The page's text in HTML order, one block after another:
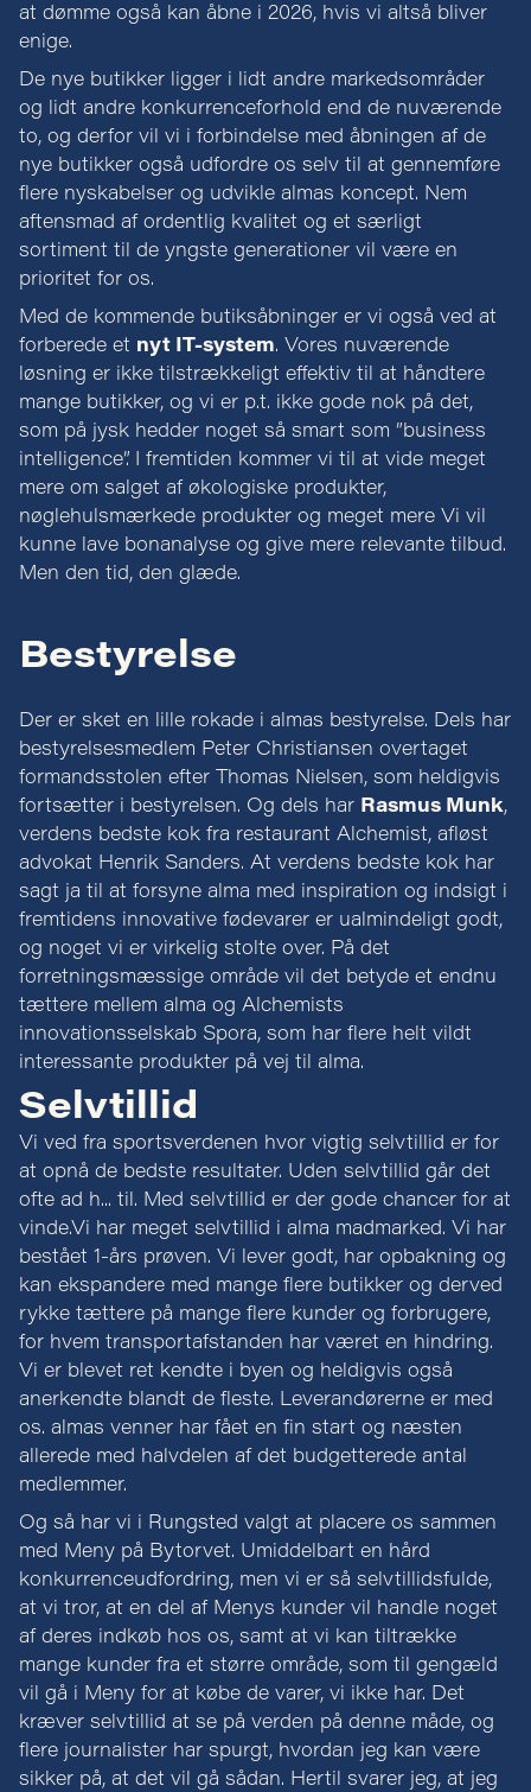
at dømme også kan åbne i 2026, hvis vi altså bliver
enige.
De nye butikker ligger i lidt andre markedsområder
og lidt andre konkurrenceforhold end de nuværende
to, og derfor vil vi i forbindelse med åbningen af de
nye butikker også udfordre os selv til at gennemføre
flere nyskabelser og udvikle almas koncept. Nem
aftensmad af ordentlig kvalitet og et særligt
sortiment til de yngste generationer vil være en
prioritet for os.
Med de kommende butiksåbninger er vi også ved at
forberede et nyt IT-system. Vores nuværende
løsning er ikke tilstrækkeligt effektiv til at håndtere
mange butikker, og vi er p.t. ikke gode nok på det,
som på jysk hedder noget så smart som ”business
intelligence”. I fremtiden kommer vi til at vide meget
mere om salget af økologiske produkter,
nøglehulsmærkede produkter og meget mere Vi vil
kunne lave bonanalyse og give mere relevante tilbud.
Men den tid, den glæde.
Bestyrelse
Der er sket en lille rokade i almas bestyrelse. Dels har
bestyrelsesmedlem Peter Christiansen overtaget
formandsstolen efter Thomas Nielsen, som heldigvis
fortsætter i bestyrelsen. Og dels har Rasmus Munk,
verdens bedste kok fra restaurant Alchemist, afløst
advokat Henrik Sanders. At verdens bedste kok har
sagt ja til at forsyne alma med inspiration og indsigt i
fremtidens innovative fødevarer er ualmindeligt godt,
og noget vi er virkelig stolte over. På det
forretningsmæssige område vil det betyde et endnu
tættere mellem alma og Alchemists
innovationsselskab Spora, som har flere helt vildt
interessante produkter på vej til alma.
Selvtillid
Vi ved fra sportsverdenen hvor vigtig selvtillid er for
at opnå de bedste resultater. Uden selvtillid går det
ofte ad h... til. Med selvtillid er der gode chancer for at
vinde.Vi har meget selvtillid i alma madmarked. Vi har
bestået 1-års prøven. Vi lever godt, har opbakning og
kan ekspandere med mange flere butikker og derved
rykke tættere på mange flere kunder og forbrugere,
for hvem transportafstanden har været en hindring.
Vi er blevet ret kendte i byen og heldigvis også
anerkendte blandt de fleste. Leverandørerne er med
os. almas venner har fået en fin start og næsten
allerede med halvdelen af det budgetterede antal
medlemmer.
Og så har vi i Rungsted valgt at placere os sammen
med Meny på Bytorvet. Umiddelbart en hård
konkurrenceudfordring, men vi er så selvtillidsfulde,
at vi tror, at en del af Menys kunder vil handle noget
af deres indkøb hos os, samt at vi kan tiltrække
mange kunder fra et større område, som til gengæld
vil gå i Meny for at købe de varer, vi ikke har. Det
kræver selvtillid at se på verden på denne måde, og
flere journalister har spurgt, hvordan jeg kan være
sikker på, at det vil gå sådan. Hertil svarer jeg, at jeg